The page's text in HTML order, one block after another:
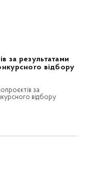
за результатами
відбору
за
відбору